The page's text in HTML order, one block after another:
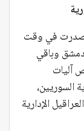
أصدرت في وقت
وباقي
آليات
السوريين،
الإدارية